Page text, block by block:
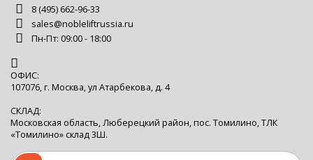
8 (495) 662-96-33
sales@nobleliftrussia.ru
Пн-Пт: 09:00 - 18:00
ОФИС:
107076, г. Москва, ул Атарбекова, д. 4
СКЛАД:
Московская область, Люберецкий район, пос. Томилино, ТЛК
«Томилино» склад 3Ш.